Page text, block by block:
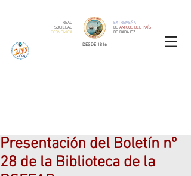
REAL
SOCIEDAD
ECONÓMICA
EXTREMEÑA
DE AMIGOS DEL PAÍS
DE BADAJOZ
DESDE 1816
Presentación del Boletín nº
28 de la Biblioteca de la